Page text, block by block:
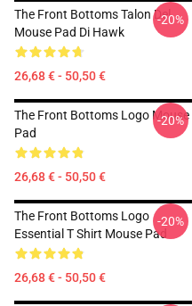
The Front Bottoms Talon Del
Mouse Pad Di Hawk
26,68 € - 50,50 €
-20%
The Front Bottoms Logo Mouse
Pad
26,68 € - 50,50 €
-20%
The Front Bottoms Logo
Essential T Shirt Mouse Pad
26,68 € - 50,50 €
-20%